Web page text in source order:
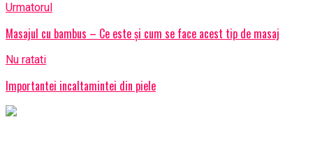
Urmatorul
Masajul cu bambus – Ce este și cum se face acest tip de masaj
Nu ratati
Importantei incaltamintei din piele